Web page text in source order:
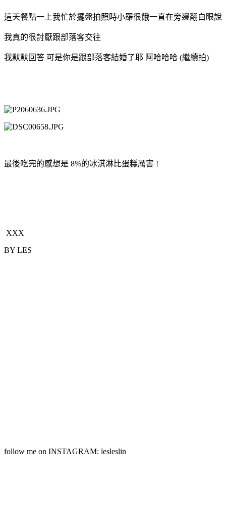
這天餐點一上我忙於擺盤拍照時小羅很餓一直在旁邊翻白眼說
我真的很討厭跟部落客交往
我默默回答 可是你是跟部落客結婚了耶 阿哈哈哈 (繼續拍)
最後吃完的感想是 8%的冰淇淋比蛋糕厲害 !
XXX
BY LES
follow me on INSTAGRAM: lesleslin